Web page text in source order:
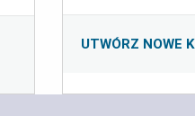
UTWÓRZ NOWE